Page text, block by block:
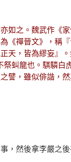
如之。魏武作《
禪晉文》，稱
，皆為繆妄』
虯龍也。騏驎
譬，雖似俳諧，然
，然後拿李嚴之